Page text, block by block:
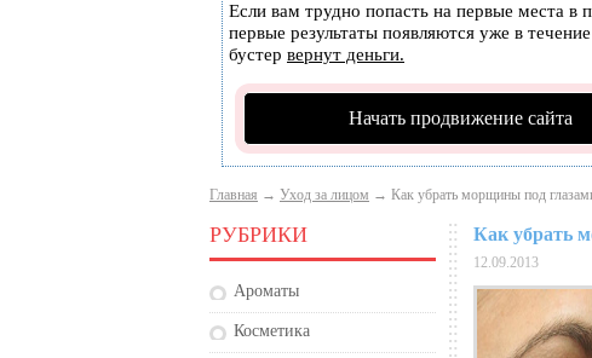
Если вам трудно попасть на первые места в
первые результаты появляются уже в
бустер вернут деньги.
Начать продвижение сайта
Главная → Уход за лицом → Как убрать морщины под
РУБРИКИ
Ароматы
Косметика
Как убрать
12.09.2013